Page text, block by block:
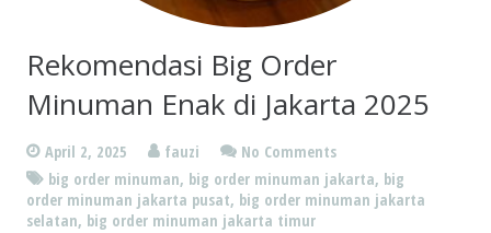
Rekomendasi Big Order
Minuman Enak di Jakarta 2025
April 2, 2025 fauzi
No Comments
big order minuman, big order minuman jakarta, big
order minuman jakarta pusat, big order minuman jakarta
selatan, big order minuman jakarta timur